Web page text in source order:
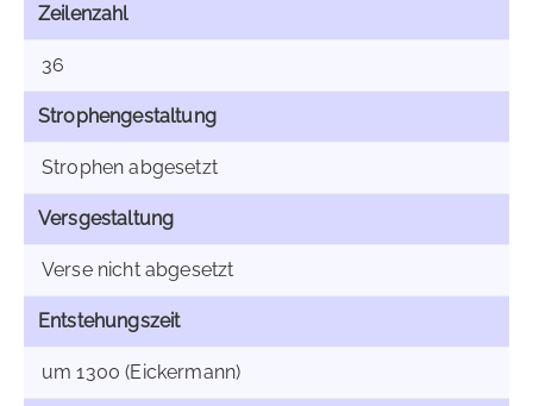
Zeilenzahl
36
Strophengestaltung
Strophen abgesetzt
Versgestaltung
Verse nicht abgesetzt
Entstehungszeit
um 1300 (Eickermann)